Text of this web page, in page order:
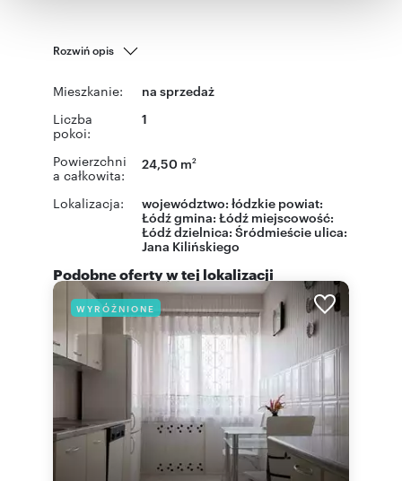
Rozwiń opis
Mieszkanie: na sprzedaż
Liczba
pokoi:
1
Powierzchni
a całkowita:
24,50 m2
Lokalizacja: województwo: łódzkie powiat:
Łódźgmina: Łódź miejscowość:
Łódździelnica: Śródmieście ulica:
Jana Kilińskiego
Podobne oferty w tej lokalizacji
WYRÓŻNIONE